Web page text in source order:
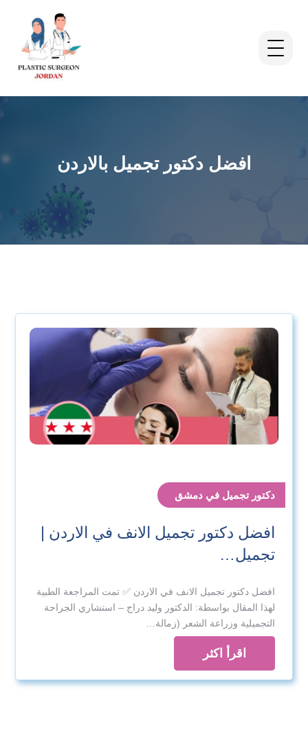
افضل دكتور تجميل بالاردن
دكتور تجميل في دمشق
افضل دكتور تجميل الانف في الاردن |
تجميل…
افضل دكتور تجميل الانف في الاردن ✅ تمت المراجعة الطبية
لهذا المقال بواسطة: الدكتور وليد دراج – استشاري الجراحة
التجميلية وزراعة الشعر (زمالة…
اقرأ اكثر